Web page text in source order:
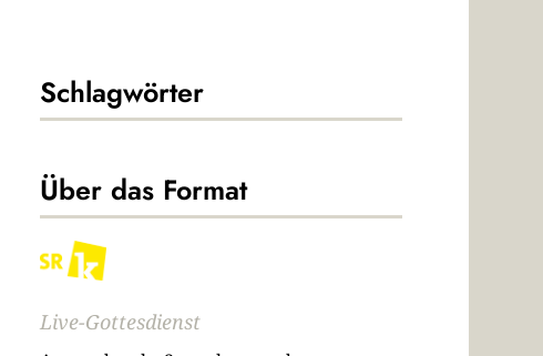
Schlagwörter
Über das Format
Live-Gottesdienst